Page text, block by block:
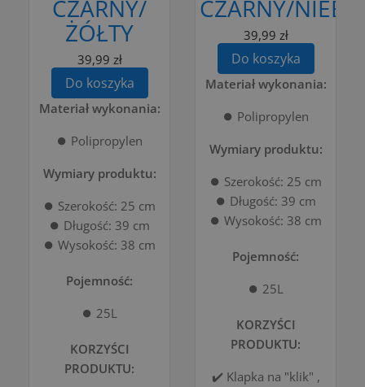
CZARNY/
ŻÓŁTY
39,99 zł
Do koszyka
Materiał wykonania:
⏺️ Polipropylen
Wymiary produktu:
⏺️ Szerokość: 25 cm
⏺️ Długość: 39 cm
⏺️ Wysokość: 38 cm
Pojemność:
⏺️ 25L
KORZYŚCI
PRODUKTU:
CZARNY/
39,99 zł
Do koszyka
Materiał wykonania:
⏺️ Polipropylen
Wymiary produktu:
⏺️ Szerokość: 25 cm
⏺️ Długość: 39 cm
⏺️ Wysokość: 38 cm
Pojemność:
⏺️ 25L
KORZYŚCI
PRODUKTU:
✔️ Klapka na "klik" ,